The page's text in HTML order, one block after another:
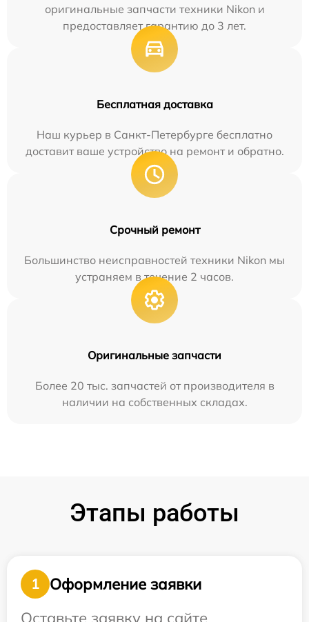
оригинальные запчасти техники Nikon и
предоставляет гарантию до 3 лет.
Бесплатная доставка
Наш курьер в Санкт-Петербурге бесплатно
доставит ваше устройство на ремонт и обратно.
Срочный ремонт
Большинство неисправностей техники Nikon мы
устраняем в течение 2 часов.
Оригинальные запчасти
Более 20 тыс. запчастей от производителя в
наличии на собственных складах.
Этапы работы
1
Оформление заявки
Оставьте заявку на сайте